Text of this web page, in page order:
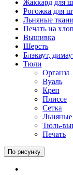
Жаккард для
Рогожка для
Льняные ткани
Печать на
Вышивка
Шерсть
Блэкаут,
Тюли
Органза
Вуаль
Креп
Плиссе
Сетка
Тюль-
Печать
По рисунку